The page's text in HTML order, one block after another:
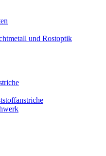
und Rostoptik